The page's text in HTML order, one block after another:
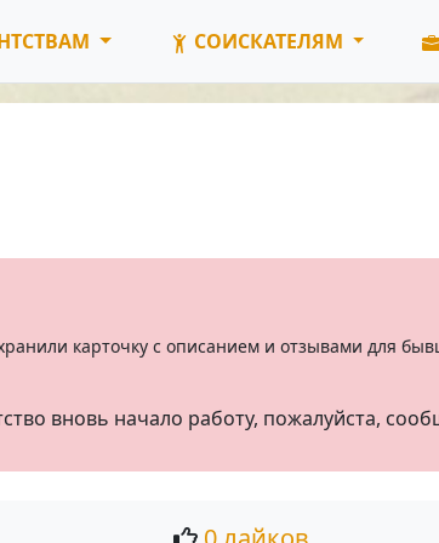
СОИСКАТЕЛЯМ
карточку с описанием и отзывами для
вновь начало работу, пожалуйста,